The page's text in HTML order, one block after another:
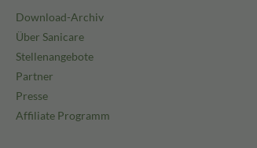
Download-Archiv
Über Sanicare
Stellenangebote
Partner
Presse
Affiliate Programm